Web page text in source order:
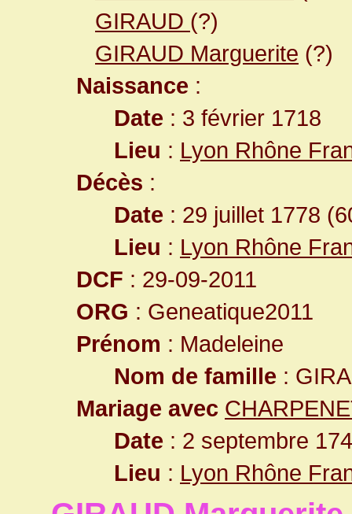
GIRAUD (?)
GIRAUD Marguerite (?)
Naissance :
Date : 3 février 1718
Lieu : Lyon Rhône
Décès :
Date : 29 juillet 1778
Lieu : Lyon Rhône
DCF : 29-09-2011
ORG : Geneatique2011
Prénom : Madeleine
Nom de famille :
Mariage avec
Date : 2 septembre
Lieu : Lyon Rhône